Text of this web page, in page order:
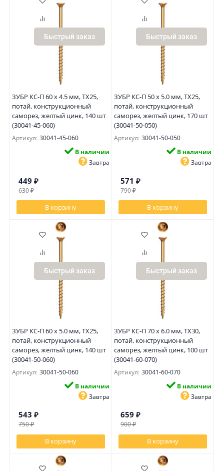
Быстрый заказ
ЗУБР КС-П 60 х 4.5 мм, TX25,
потай, конструкционный
саморез, желтый цинк, 140 шт
(30041-45-060)
Артикул: 30041-45-060
В наличии
Завтра
449 ₽
630₽
В корзину
Быстрый заказ
ЗУБР КС-П 50 х 5.0 мм, TX25,
потай, конструкционный
саморез, желтый цинк, 170 шт
(30041-50-050)
Артикул: 30041-50-050
В наличии
Завтра
571 ₽
790₽
В корзину
Быстрый заказ
ЗУБР КС-П 60 х 5.0 мм, TX25,
потай, конструкционный
саморез, желтый цинк, 140 шт
(30041-50-060)
Артикул: 30041-50-060
В наличии
Завтра
543 ₽
750₽
В корзину
Быстрый заказ
ЗУБР КС-П 70 х 6.0 мм, TX30,
потай, конструкционный
саморез, желтый цинк, 100 шт
(30041-60-070)
Артикул: 30041-60-070
В наличии
Завтра
659 ₽
900₽
В корзину